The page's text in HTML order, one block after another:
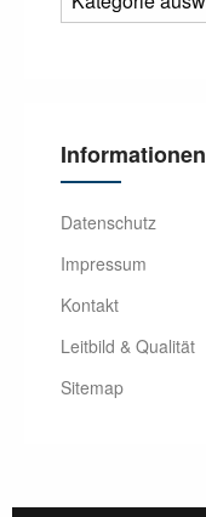
Informationen
Datenschutz
Impressum
Kontakt
Leitbild & Qualität
Sitemap